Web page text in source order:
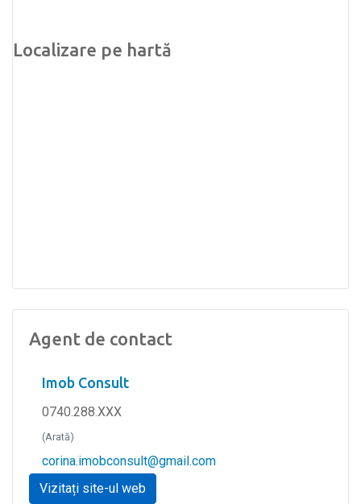
Localizare pe hartă
Agent de contact
Imob Consult
0740.288.XXX
(Arată)
corina.imobconsult@gmail.com
Vizitați site-ul web